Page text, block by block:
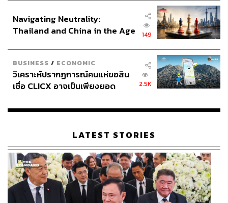
ถ้าค่า T.M. ต่ำกว่า 10,000 ขบวน-คัน/วัน จุดตัดนั้นจะต้องติด
ตั้งป้ายจราจรตามแบบมาตรฐานของ รฟท. แต่ถ้าค่า T.M. อยู่
ระหว่าง 10,000 ถึง 100,000 ขบวน-คัน/วัน จุดตัดนั้นจะต้อง
ติดตั้งเครื่องกั้นถนนอัตโนมัติควบคู่กับป้ายจราจร ส่วนกรณีที่
ค่า T.M. อยู่ที่ 60,000 ถึง 100,000 ขบวน-คัน/วัน จะใช้เป็น
เกณฑ์พิจารณาขอขยายทางตัดผ่านเสมอระดับเดิมได้ แต่ต้อง
เป็นทางที่ได้รับอนุญาตถูกต้องและมีเครื่องกั้นอยู่แล้ว
บังคับให้สร้างเป็นทางตัดผ่านต่างระดับเท่านั้น เช่น สะพาน
ข้ามทางรถไฟ หรือทางลอด เพื่อป้องกันอุบัติเหตุ ซึ่งถ้า
พิจารณาจากปริมาณรถและรถไฟที่แยกอโศก ค่า T.M. ตรง
จุดนี้ถือว่าเกินเกณฑ์มาตรฐานนี้ไปไกลมากแล้ว
Navigating Neutrality:
Thailand and China in the Age
149
BUSINESS / ECONOMIC
วิเคราะห์ปรากฏการณ์คนแห่ขอสิน
เชื่อ CLICX อาจเป็นเพียงยอด
เรือนไทยที่ถูกซุกไว้
2.5K
LATEST STORIES